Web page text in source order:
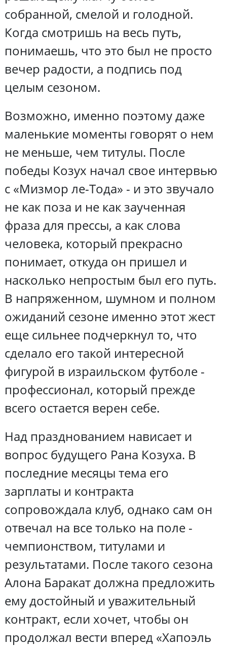
собранной, смелой и голодной.
Когда смотришь на весь путь,
понимаешь, что это был не просто
вечер радости, а подпись под
целым сезоном.
Возможно, именно поэтому даже
маленькие моменты говорят о нем
не меньше, чем титулы. После
победы Козух начал свое интервью
с «Мизмор ле-Тода» - и это звучало
не как поза и не как заученная
фраза для прессы, а как слова
человека, который прекрасно
понимает, откуда он пришел и
насколько непростым был его путь.
В напряженном, шумном и полном
ожиданий сезоне именно этот жест
еще сильнее подчеркнул то, что
сделало его такой интересной
фигурой в израильском футболе -
профессионал, который прежде
всего остается верен себе.
Над празднованием нависает и
вопрос будущего Рана Козуха. В
последние месяцы тема его
зарплаты и контракта
сопровождала клуб, однако сам он
отвечал на все только на поле -
чемпионством, титулами и
результатами. После такого сезона
Алона Баракат должна предложить
ему достойный и уважительный
контракт, если хочет, чтобы он
продолжал вести вперед «Хапоэль